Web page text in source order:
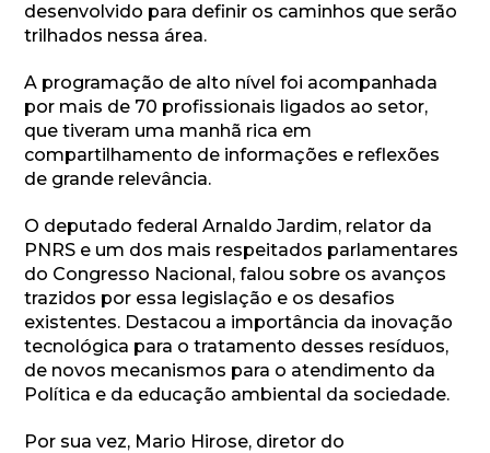
desenvolvido para definir os caminhos que serão
trilhados nessa área.
A programação de alto nível foi acompanhada
por mais de 70 profissionais ligados ao setor,
que tiveram uma manhã rica em
compartilhamento de informações e reflexões
de grande relevância.
O deputado federal Arnaldo Jardim, relator da
PNRS e um dos mais respeitados parlamentares
do Congresso Nacional, falou sobre os avanços
trazidos por essa legislação e os desafios
existentes. Destacou a importância da inovação
tecnológica para o tratamento desses resíduos,
de novos mecanismos para o atendimento da
Política e da educação ambiental da sociedade.
Por sua vez, Mario Hirose, diretor do